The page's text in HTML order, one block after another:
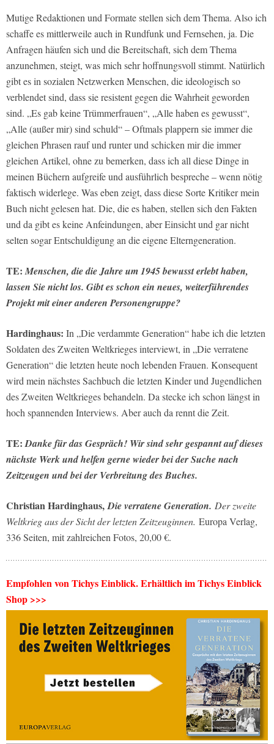
Mutige Redaktionen und Formate stellen sich dem Thema. Also ich
schaffe es mittlerweile auch in Rundfunk und Fernsehen, ja. Die
Anfragen häufen sich und die Bereitschaft, sich dem Thema
anzunehmen, steigt, was mich sehr hoffnungsvoll stimmt. Natürlich
gibt es in sozialen Netzwerken Menschen, die ideologisch so
verblendet sind, dass sie resistent gegen die Wahrheit geworden
sind. „Es gab keine Trümmerfrauen“, „Alle haben es gewusst“,
„Alle (außer mir) sind schuld“ – Oftmals plappern sie immer die
gleichen Phrasen rauf und runter und schicken mir die immer
gleichen Artikel, ohne zu bemerken, dass ich all diese Dinge in
meinen Büchern aufgreife und ausführlich bespreche – wenn nötig
faktisch widerlege. Was eben zeigt, dass diese Sorte Kritiker mein
Buch nicht gelesen hat. Die, die es haben, stellen sich den Fakten
und da gibt es keine Anfeindungen, aber Einsicht und gar nicht
selten sogar Entschuldigung an die eigene Elterngeneration.
TE:Menschen, die die Jahre um 1945 bewusst erlebt haben,
lassen Sie nicht los. Gibt es schon ein neues, weiterführendes
Projekt mit einer anderen Personengruppe?
Hardinghaus: In „Die verdammte Generation“ habe ich die letzten
Soldaten des Zweiten Weltkrieges interviewt, in „Die verratene
Generation“ die letzten heute noch lebenden Frauen. Konsequent
wird mein nächstes Sachbuch die letzten Kinder und Jugendlichen
des Zweiten Weltkrieges behandeln. Da stecke ich schon längst in
hoch spannenden Interviews. Aber auch da rennt die Zeit.
TE:Danke für das Gespräch! Wir sind sehr gespannt auf dieses
nächste Werk und helfen gerne wieder bei der Suche nach
Zeitzeugen und bei der Verbreitung des Buches.
Christian Hardinghaus,Die verratene Generation. Der zweite
Weltkrieg aus der Sicht der letzten Zeitzeuginnen. Europa Verlag,
336 Seiten, mit zahlreichen Fotos, 20,00 €.
Empfohlen von Tichys Einblick. Erhältlich im Tichys Einblick
Shop >>>